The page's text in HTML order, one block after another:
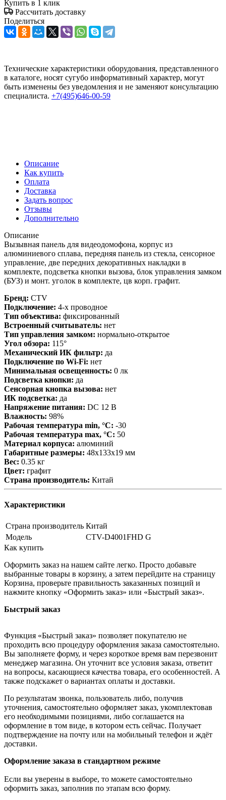
Купить в 1 клик
Рассчитать доставку
Поделиться
Технические характеристики оборудования, представленного
в каталоге, носят сугубо информативный характер, могут
быть изменены без уведомления и не заменяют консультацию
специалиста. +7(495)646-00-59
Описание
Как купить
Оплата
Доставка
Задать вопрос
Отзывы
Дополнительно
Описание
Вызывная панель для видеодомофона, корпус из
алюминиевого сплава, передняя панель из стекла, сенсорное
управление, две передних декоративных накладки в
комплекте, подсветка кнопки вызова, блок управления замком
(БУЗ) и монт. уголок в комплекте, цв корп. графит.
Бренд: CTV
Подключение: 4-х проводное
Тип объектива: фиксированный
Встроенный считыватель: нет
Тип управления замком: нормально-открытое
Угол обзора: 115°
Механический ИК фильтр: да
Подключение по Wi-Fi: нет
Минимальная освещенность: 0 лк
Подсветка кнопки: да
Сенсорная кнопка вызова: нет
ИК подсветка: да
Напряжение питания: DC 12 В
Влажность: 98%
Рабочая температура min, °С: -30
Рабочая температура max, °С: 50
Материал корпуса: алюминий
Габаритные размеры: 48х133х19 мм
Вес: 0.35 кг
Цвет: графит
Страна производитель: Китай
Характеристики
Страна производитель Китай
Модель
CTV-D4001FHD G
Как купить
Оформить заказ на нашем сайте легко. Просто добавьте
выбранные товары в корзину, а затем перейдите на страницу
Корзина, проверьте правильность заказанных позиций и
нажмите кнопку «Оформить заказ» или «Быстрый заказ».
Быстрый заказ
Функция «Быстрый заказ» позволяет покупателю не
проходить всю процедуру оформления заказа самостоятельно.
Вы заполняете форму, и через короткое время вам перезвонит
менеджер магазина. Он уточнит все условия заказа, ответит
на вопросы, касающиеся качества товара, его особенностей. А
также подскажет о вариантах оплаты и доставки.
По результатам звонка, пользователь либо, получив
уточнения, самостоятельно оформляет заказ, укомплектовав
его необходимыми позициями, либо соглашается на
оформление в том виде, в котором есть сейчас. Получает
подтверждение на почту или на мобильный телефон и ждёт
доставки.
Оформление заказа в стандартном режиме
Если вы уверены в выборе, то можете самостоятельно
оформить заказ, заполнив по этапам всю форму.